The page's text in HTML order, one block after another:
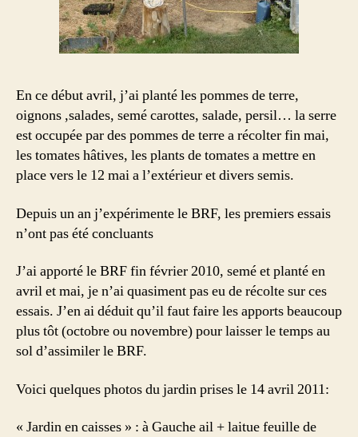
En ce début avril, j’ai planté les pommes de terre,
oignons ,salades, semé carottes, salade, persil… la serre
est occupée par des pommes de terre a récolter fin mai,
les tomates hâtives, les plants de tomates a mettre en
place vers le 12 mai a l’extérieur et divers semis.
Depuis un an j’expérimente le BRF, les premiers essais
n’ont pas été concluants
J’ai apporté le BRF fin février 2010, semé et planté en
avril et mai, je n’ai quasiment pas eu de récolte sur ces
essais. J’en ai déduit qu’il faut faire les apports beaucoup
plus tôt (octobre ou novembre) pour laisser le temps au
sol d’assimiler le BRF.
Voici quelques photos du jardin prises le 14 avril 2011:
« Jardin en caisses » : à Gauche ail + laitue feuille de